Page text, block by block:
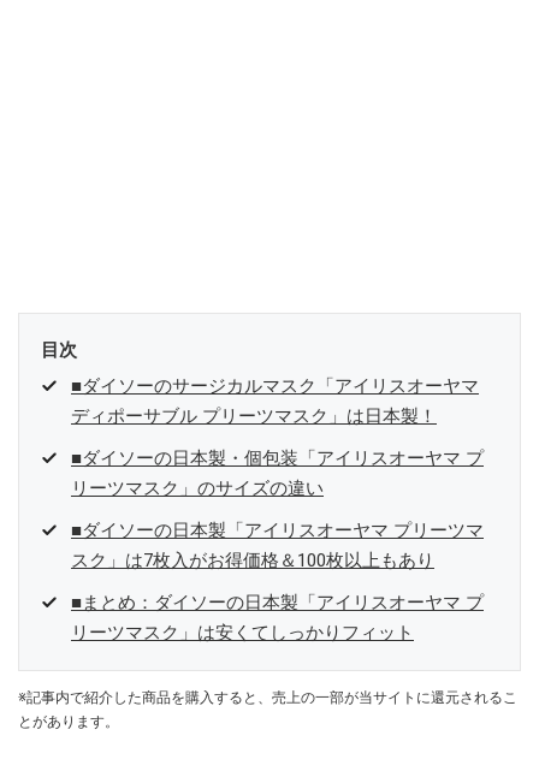
目次
■ダイソーのサージカルマスク「アイリスオーヤマ
ディポーサブル プリーツマスク」は日本製！
■ダイソーの日本製・個包装「アイリスオーヤマ プ
リーツマスク」のサイズの違い
■ダイソーの日本製「アイリスオーヤマ プリーツマ
スク」は7枚入がお得価格＆100枚以上もあり
■まとめ：ダイソーの日本製「アイリスオーヤマ プ
リーツマスク」は安くてしっかりフィット
※記事内で紹介した商品を購入すると、売上の一部が当サイトに還元されるこ
とがあります。